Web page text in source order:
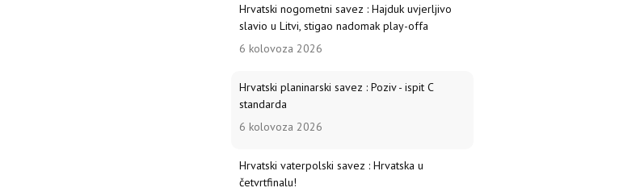
Hrvatski nogometni savez : Hajduk uvjerljivo
slavio u Litvi, stigao nadomak play-offa
6 kolovoza 2026
Hrvatski planinarski savez : Poziv - ispit C
standarda
6 kolovoza 2026
Hrvatski vaterpolski savez : Hrvatska u
četvrtfinalu!